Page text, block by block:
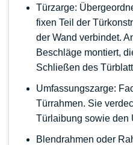
Türzarge:
fixen Teil der
der Wand verbindet.
Beschläge montiert,
Schließen des
Umfassungszarge:
Türrahmen. Sie
Türlaibung sowie den
Blendrahmen oder